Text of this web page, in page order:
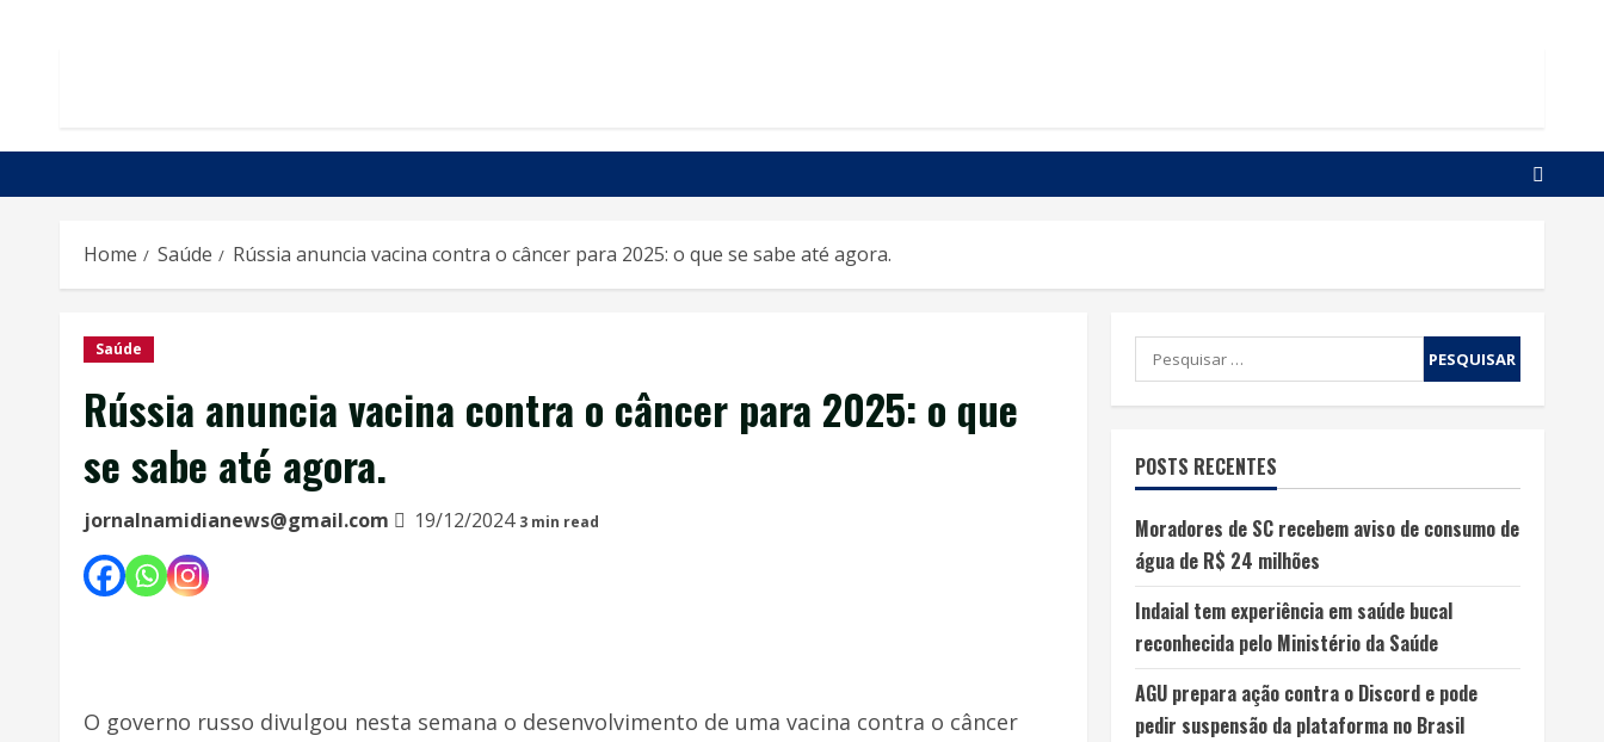
Home Saúde Rússia anuncia vacina contra o câncer para 2025: o que se sabe até agora.
Saúde
Rússia anuncia vacina contra o câncer para 2025: o que
se sabe até agora.
jornalnamidianews@gmail.com 19/12/2024 3 min read
O governo russo divulgou nesta semana o desenvolvimento de uma vacina contra o câncer
POSTS RECENTES
Moradores de SC recebem aviso de consumo de
água de R$ 24 milhões
Indaial tem experiência em saúde bucal
reconhecida pelo Ministério da Saúde
AGU prepara ação contra o Discord e pode
pedir suspensão da plataforma no Brasil